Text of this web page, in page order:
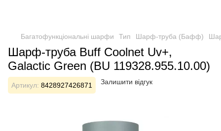
Багатофункціональні шарфи Тип Шарф-труба (Бафф)
Шарф-труба Buff Coolnet Uv+,
Galactic Green (BU 119328.955.10.00)
Артикул: 8428927426871 Залишити відгук